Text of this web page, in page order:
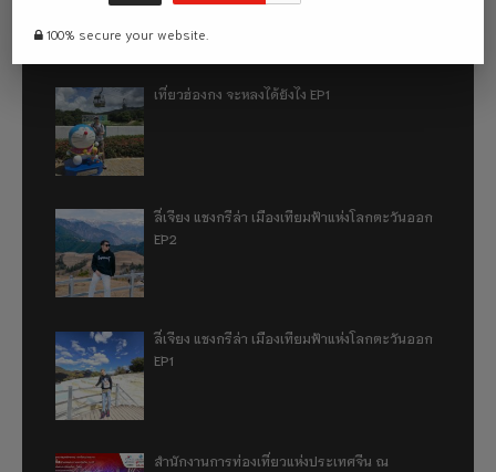
เที่ยวฮ่องกง จะหลงได้ยังไง EP1
ลี่เจียง แชงกรีล่า เมืองเทียมฟ้าแห่งโลกตะวันออก
EP2
ลี่เจียง แชงกรีล่า เมืองเทียมฟ้าแห่งโลกตะวันออก
EP1
สำนักงานการท่องเที่ยวแห่งประเทศจีน ณ
100% secure your website.